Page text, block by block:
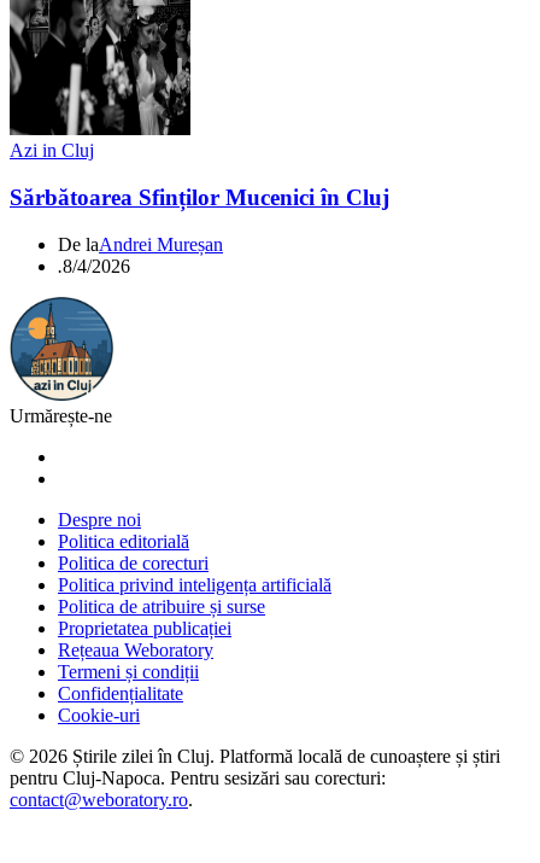
Azi in Cluj
Sărbătoarea Sfinților Mucenici în Cluj
De laAndrei Mureșan
.8/4/2026
Urmărește-ne
Despre noi
Politica editorială
Politica de corecturi
Politica privind inteligența artificială
Politica de atribuire și surse
Proprietatea publicației
Rețeaua Weboratory
Termeni și condiții
Confidențialitate
Cookie-uri
© 2026 Știrile zilei în Cluj. Platformă locală de cunoaștere și știri
pentru Cluj-Napoca. Pentru sesizări sau corecturi:
contact@weboratory.ro.